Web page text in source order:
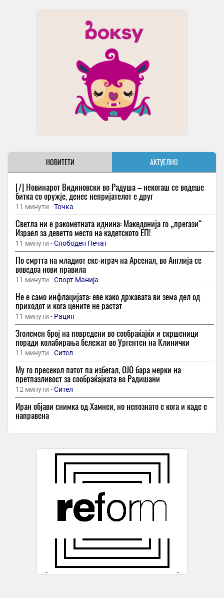
НОВИТЕТИ АКТУЕЛНО
[/] Новинарот Видиновски во Радуша – некогаш се водеше
битка со оружје, денес непријателот е друг
11 минути -Точка
Светла ни е ракометната иднина: Македонија го „прегази“
Израел за деветто место на кадетското ЕП!
11 минути -Слободен Печат
По смртта на младиот екс-играч на Арсенал, во Англија се
воведоа нови правила
11 минути -Спорт Манија
Не е само инфлацијата: еве како државата ви зема дел од
приходот и кога цените не растат
11 минути - Рацин
Зголемен број на повредени во сообраќајќи и скршеници
поради колабирања бележат во Ургентен на Клинички
11 минути -Сител
Му го пресекол патот па избегал, ОЈО бара мерки на
претпазливост за сообраќајката во Радишани
12 минути -Сител
Иран објави снимка од Хамнеи, но непознато е кога и каде е
направена
МРТ
СДСМ за то за 35 години независност: Ниту еден вистински
државен успех во овие три и пол децении, не носи потпис на
Локално
Зошто косата ви паѓа кога користите апчиња за слабеење?
Истражувачите дојдоа до неверојатно откритие: Има мажи
кои се докажани како најверни